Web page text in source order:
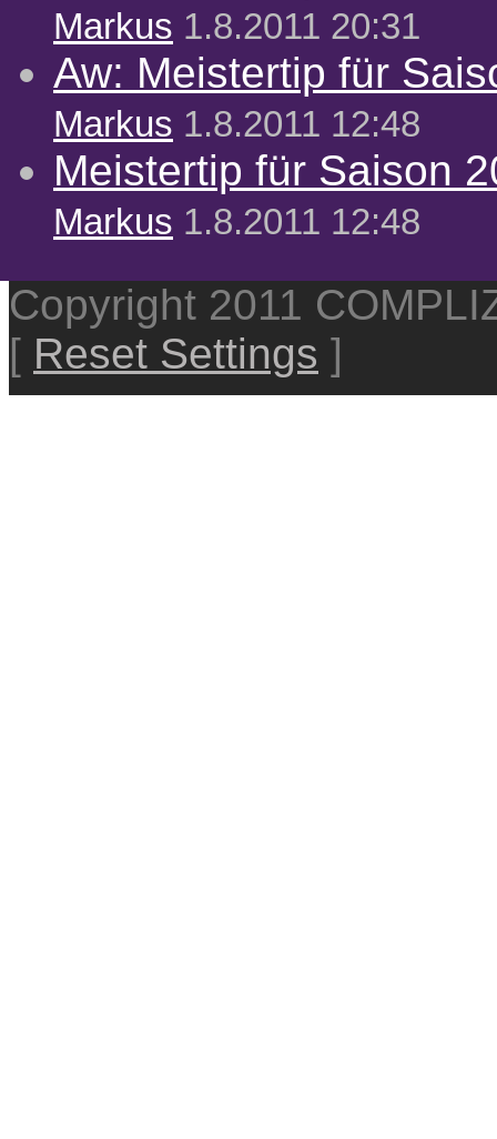
Markus 1.8.2011 20:31
Aw: Meistertip für
Markus 1.8.2011 12:48
Meistertip für Saison
Markus 1.8.2011 12:48
Copyright 2011
[ Reset Settings ]